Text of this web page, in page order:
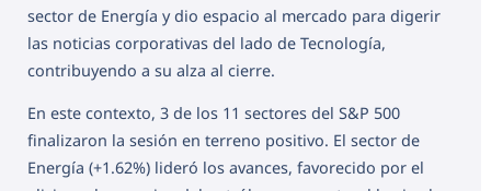
sector de Energía y dio espacio al mercado para digerir
las noticias corporativas del lado de Tecnología,
contribuyendo a su alza al cierre.
En este contexto, 3 de los 11 sectores del S&P 500
finalizaron la sesión en terreno positivo. El sector de
Energía (+1.62%) lideró los avances, favorecido por el